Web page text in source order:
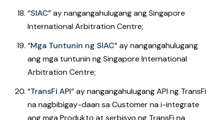
“SIAC” ay nangangahulugang ang Singapore
International Arbitration Centre;
“Mga Tuntunin ng SIAC” ay nangangahulugang
ang mga tuntunin ng Singapore International
Arbitration Centre;
“TransFi API” ay nangangahulugang API ng TransFi
na nagbibigay-daan sa Customer na i-integrate
ang mga Produkto at serbisyo ng TransFi na